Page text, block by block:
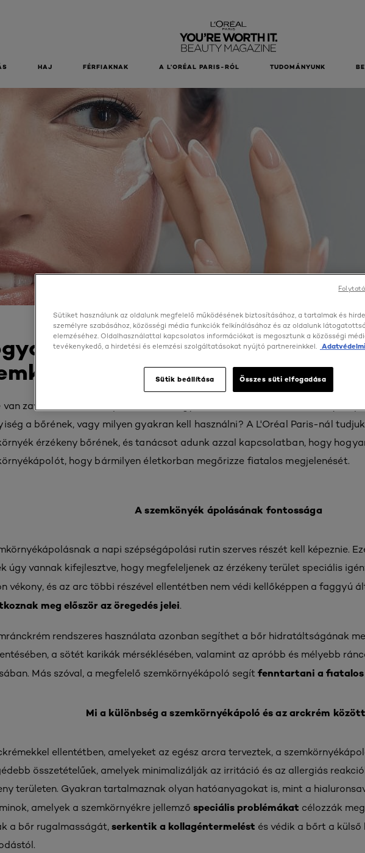
HAJ FÉRFIAKNAK A L’ORÉAL PARIS-RÓL TUDOMÁNYUNK
kell helyesen felvinni a
van zavarodva azzal kapcsolatban, hogyan kell alkalmazni a
a bőrének, vagy milyen gyakran kell használni? A L'Oréal Paris-nál
érzékeny bőrének, és tanácsot adunk azzal kapcsolatban, hogy
hogy bármilyen életkorban megőrizze fiatalos megjelenését.
A szemkönyék ápolásának fontossága
a napi szépségápolási rutin szerves részét kell képeznie.
úgy vannak kifejlesztve, hogy megfeleljenek az érzékeny terület speciális
vékony, és az arc többi részével ellentétben nem védi kellőképpen a faggyú
meg először az öregedés jelei.
rendszeres használata azonban segíthet a bőr hidratáltságának
a sötét karikák mérséklésében, valamint az apróbb és mélyebb
Más szóval, a megfelelő szemkörnyékápoló segít fenntartani a fiatalos
Mi a különbség a szemkörnyékápoló és az arckrém
ellentétben, amelyeket az egész arcra terveztek, a
összetételűek, amelyek minimalizálják az irritáció és az allergiás
területen. Gyakran tartalmaznak olyan hatóanyagokat is, mint a
amelyek a szemkörnyékre jellemző speciális problémákat célozzák
a bőr rugalmasságát, serkentik a kollagéntermelést és védik a bőrt a
Sütiket használunk az oldalunk megfelelő működésének biztosításához, a tartalmak és
személyre szabásához, közösségi média funkciók felkínálásához és az oldalunk
elemzéséhez. Oldalhasználattal kapcsolatos információkat is megosztunk a közösségi
tevékenykedő, a hirdetési és elemzési szolgáltatásokat nyújtó partnereinkkel.
Sütik beállítása Összes süti elfogadása